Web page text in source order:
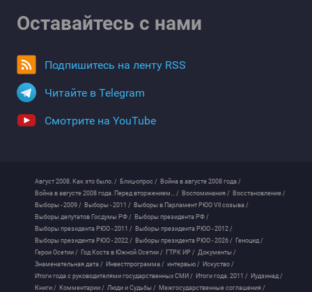
Оставайтесь с нами
Подпишитесь на ленту RSS
Читайте в Telegram
Смотрите на YouTube
Август 2008. Как это было. / Блиц-опрос / Война в августе 2008 года /
Война в августе 2008 года. Перед вторжением... / Воспоминания / Восстановление /
Выборы - 2009 / Выборы - 2011 / Выборы в Парламент РЮО VII созыва /
Выборы депутатов Госдумы РФ / Выборы президента РФ /
Выборы президента РЮО - 2011 / Выборы президента РЮО - 2012 /
Выборы президента РЮО - 2022 / Выборы президента РЮО - 2026 / Геноцид /
Герои Осетии / Год Коста в Южной Осетии / ГТРК ИР / Документы /
Знаменательная дата / Инвестпрограмма / интервью / Искуство /
Итоги года с руководителями государственных СМИ / Итоги года. 2011 / Иудзинад /
Книги / Комментарии / Люди и Судьбы / Межгосударственные соглашения /